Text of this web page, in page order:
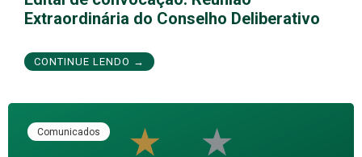
Extraordinária do Conselho Deliberativo
CONTINUE LENDO →
Comunicados